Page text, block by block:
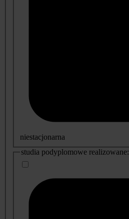
niestacjonarna
studia podyplomowe realizowane: